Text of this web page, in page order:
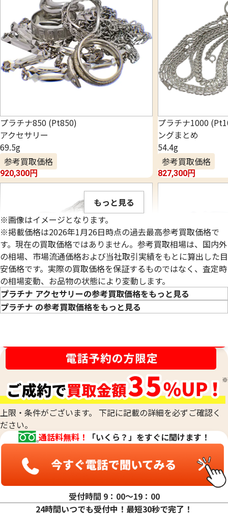
プラチナ850 (Pt850)
アクセサリー
69.5g
参考買取価格
920,300円
プラチナ1000
ングまとめ
54.4g
参考買取価格
827,300円
グまとめ
50.0g
参考買取価格
760,400円
52.7g
参考買取価格
697,800円
もっと見る
※画像はイメージとなります。
※掲載価格は2026年1月26日時点の過去最高参考買取価格で
す。現在の買取価格ではありません。参考買取相場は、国内外
の相場、市場流通価格および当社取引実績をもとに算出した目
安価格です。実際の買取価格を保証するものではなく、査定時
の相場変動、お品物の状態により変動します。
プラチナ アクセサリーの参考買取価格をもっと見る
プラチナ の参考買取価格をもっと見る
上限・条件がございます。 下記に記載の詳細を必ずご確認く
ださい。
通話料無料！
「いくら？」をすぐに聞けます！
受付時間 9：00〜19：00
24時間いつでも受付中！最短30秒で完了！